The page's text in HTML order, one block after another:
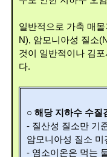
일반적으로 가축 매
N), 암모니아성 질소
것이 일반적이나 김
다.
○ 해당 지하수 수질
- 질산성 질소만 기
암모니아성 질소 미
- 염소이온은 먹는